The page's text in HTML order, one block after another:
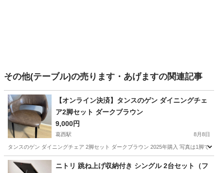
その他(テーブル)の売ります・あげますの関連記事
【オンライン決済】タンスのゲン ダイニングチェ
ア2脚セット ダークブラウン
9,000円
葛西駅 8月8日
タンスのゲン ダイニングチェア 2脚セット ダークブラウン 2025年購入 写真は1脚で
東京 江戸川区 葛西駅 椅子
ニトリ 跳ね上げ収納付き シングル 2台セット（フ